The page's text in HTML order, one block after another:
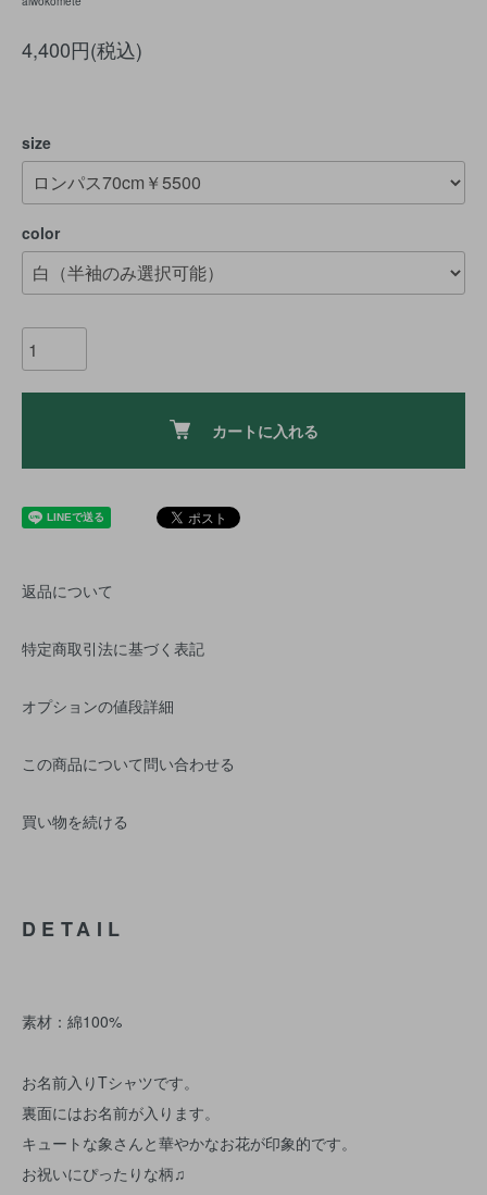
4,400円(税込)
size
color
カートに入れる
返品について
特定商取引法に基づく表記
オプションの値段詳細
この商品について問い合わせる
買い物を続ける
DETAIL
素材：綿100%
お名前入りTシャツです。
裏面にはお名前が入ります。
キュートな象さんと華やかなお花が印象的です。
お祝いにぴったりな柄♫